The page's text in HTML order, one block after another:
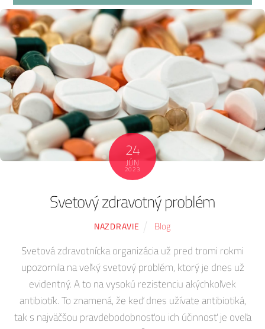
24
JÚN
2023
Svetový zdravotný problém
NAZDRAVIE Blog
Svetová zdravotnícka organizácia už pred tromi rokmi
upozornila na veľký svetový problém, ktorý je dnes už
evidentný. A to na vysokú rezistenciu akýchkoľvek
antibiotík. To znamená, že keď dnes užívate antibiotiká,
tak s najväčšou pravdebodobnosťou ich účinnosť je oveľa